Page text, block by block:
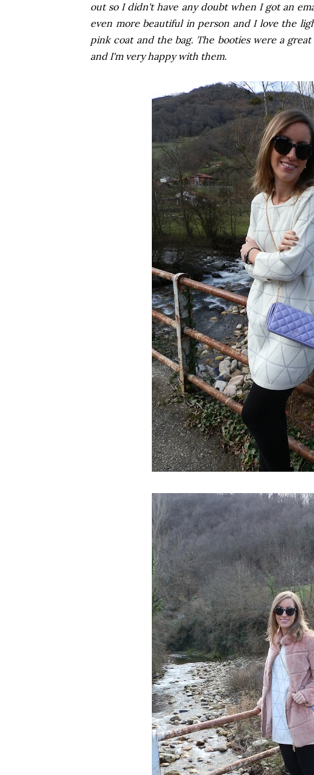
out so I didn't have any doubt when I got an
even more beautiful in person and I love the
pink coat and the bag. The booties were a
and I'm very happy with them.